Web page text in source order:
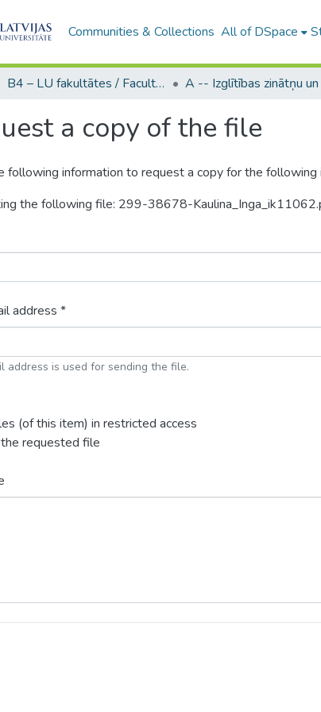
Communities & Collections All of DSpace
B4 – LU fakultātes / Faculties of the UL
a copy of the file
following information to request a copy for the following
the following file: 299-38678-
address *
address is used for sending the file.
(of this item) in restricted access
requested file